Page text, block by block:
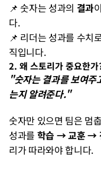
📌 숫자는 성과의 결과
다.
📌 리더는 성과를 수치
직입니다.
2. 왜 스토리가 중요한가
"숫자는 결과를 보여주
는지 알려준다."
숫자만 있으면 팀은 멈
성과를 학습 → 교훈 →
리가 따라와야 합니다.